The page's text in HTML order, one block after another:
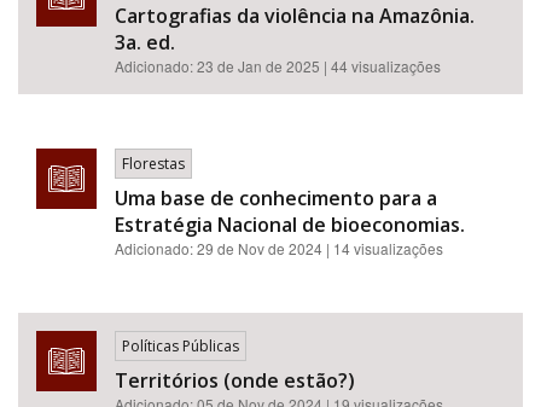
Cartografias da violência na Amazônia.
3a. ed.
Adicionado:23 de Jan de 2025 | 44 visualizações
Florestas
Uma base de conhecimento para a
Estratégia Nacional de bioeconomias.
Adicionado:29 de Nov de 2024 | 14 visualizações
Políticas Públicas
Territórios (onde estão?)